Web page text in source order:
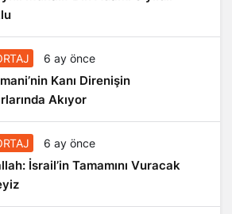
6 ay önce
Kanı Direnişin
Akıyor
6 ay önce
İsrail’in Tamamını Vuracak